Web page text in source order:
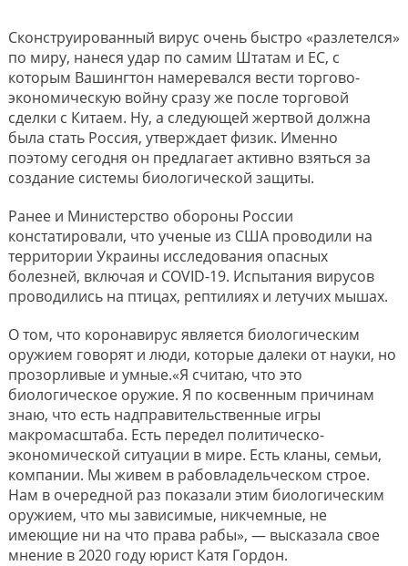
Сконструированный вирус очень быстро «разлетелся»
по миру, нанеся удар по самим Штатам и ЕС, с
которым Вашингтон намеревался вести торгово-
экономическую войну сразу же после торговой
сделки с Китаем. Ну, а следующей жертвой должна
была стать Россия, утверждает физик. Именно
поэтому сегодня он предлагает активно взяться за
создание системы биологической защиты.
Ранее и Министерство обороны России
констатировали, что ученые из США проводили на
территории Украины исследования опасных
болезней, включая и COVID-19. Испытания вирусов
проводились на птицах, рептилиях и летучих мышах.
О том, что коронавирус является биологическим
оружием говорят и люди, которые далеки от науки, но
прозорливые и умные.«Я считаю, что это
биологическое оружие. Я по косвенным причинам
знаю, что есть надправительственные игры
макромасштаба. Есть передел политическо-
экономической ситуации в мире. Есть кланы, семьи,
компании. Мы живем в рабовладельческом строе.
Нам в очередной раз показали этим биологическим
оружием, что мы зависимые, никчемные, не
имеющие ни на что права рабы», — высказала свое
мнение в 2020 году юрист Катя Гордон.